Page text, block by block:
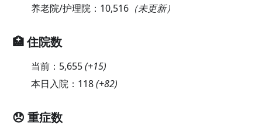
养老院/护理院： 10,516（未更新）
🏥 住院数
当前： 5,655(+15)
本日入院： 118(+82)
😞 重症数